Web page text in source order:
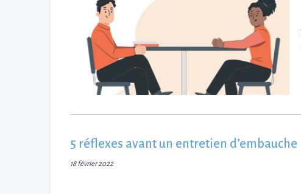
5 réflexes avant un entretien d’embauche
18 février 2022